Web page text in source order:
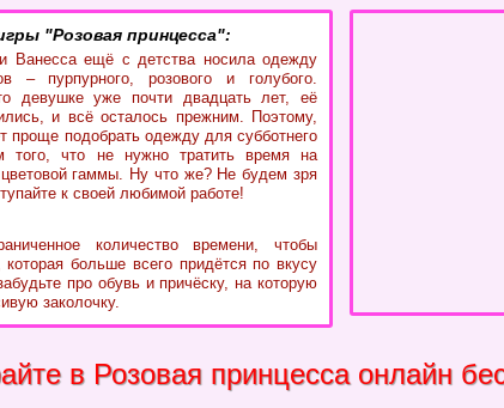
"Розовая принцесса":
Ванесса ещё с детства носила одежду
– пурпурного, розового и голубого.
девушке уже почти двадцать лет, её
и всё осталось прежним. Поэтому,
проще подобрать одежду для субботнего
того, что не нужно тратить время на
гаммы. Ну что же? Не будем зря
к своей любимой работе!
количество времени, чтобы
больше всего придётся по вкусу
про обувь и причёску, на которую
заколочку.
в Розовая принцесса онлайн